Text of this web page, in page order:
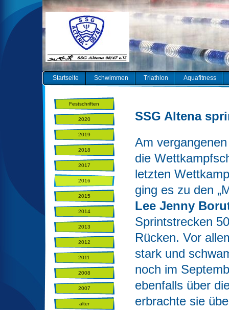
Startseite Schwimmen Triathlon Aquafitness
Festschriften
2020
2019
2018
2017
2016
2015
2014
2013
2012
2011
2008
2007
älter
SSG Altena
Am
die
letzten
ging es zu den
Lee Jenny
Sprintstrecken
Rücken. Vor
stark und
noch im
ebenfalls über
erbrachte sie